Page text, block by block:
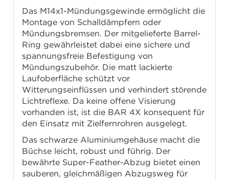
Das M14x1-Mündungsgewinde ermöglicht die
Montage von Schalldämpfern oder
Mündungsbremsen. Der mitgelieferte Barrel-
Ring gewährleistet dabei eine sichere und
spannungsfreie Befestigung von
Mündungszubehör. Die matt lackierte
Laufoberfläche schützt vor
Witterungseinflüssen und verhindert störende
Lichtreflexe. Da keine offene Visierung
vorhanden ist, ist die BAR 4X konsequent für
den Einsatz mit Zielfernrohren ausgelegt.
Das schwarze Aluminiumgehäuse macht die
Büchse leicht, robust und führig. Der
bewährte Super-Feather-Abzug bietet einen
sauberen, gleichmäßigen Abzugsweg für